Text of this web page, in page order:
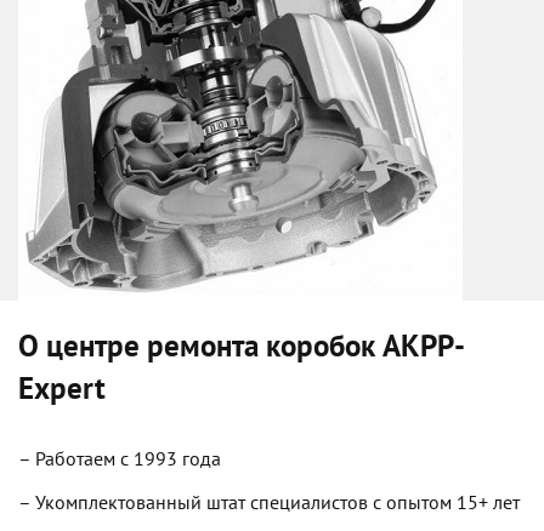
О центре ремонта коробокAKPP-
Expert
– Работаем с 1993 года
– Укомплектованный штат специалистов с опытом 15+ лет